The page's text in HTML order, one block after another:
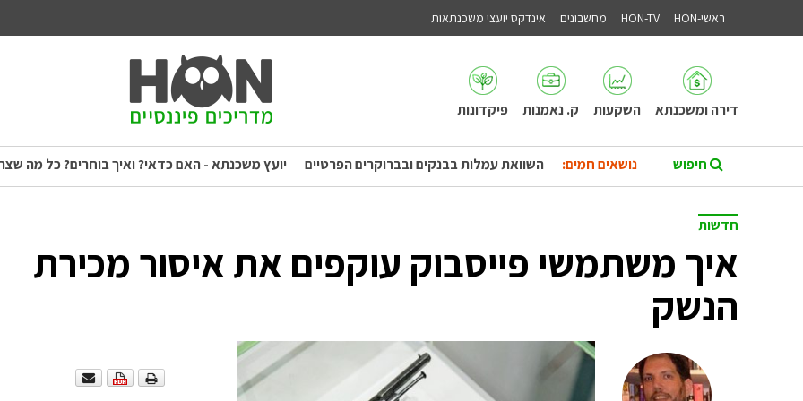
ראשי-HON HON-TV מחשבונים אינדקס יועצי משכנתאות
דירה ומשכנתא השקעות ק. נאמנות פיקדונות
נושאים חמים: השוואת עמלות בבנקים ובברוקרים הפרטיים יועץ משכנתא - האם כדאי? ואיך בוחרים? כל מה
חדשות
איך משתמשי פייסבוק עוקפים את איסור מכירת
הנשק